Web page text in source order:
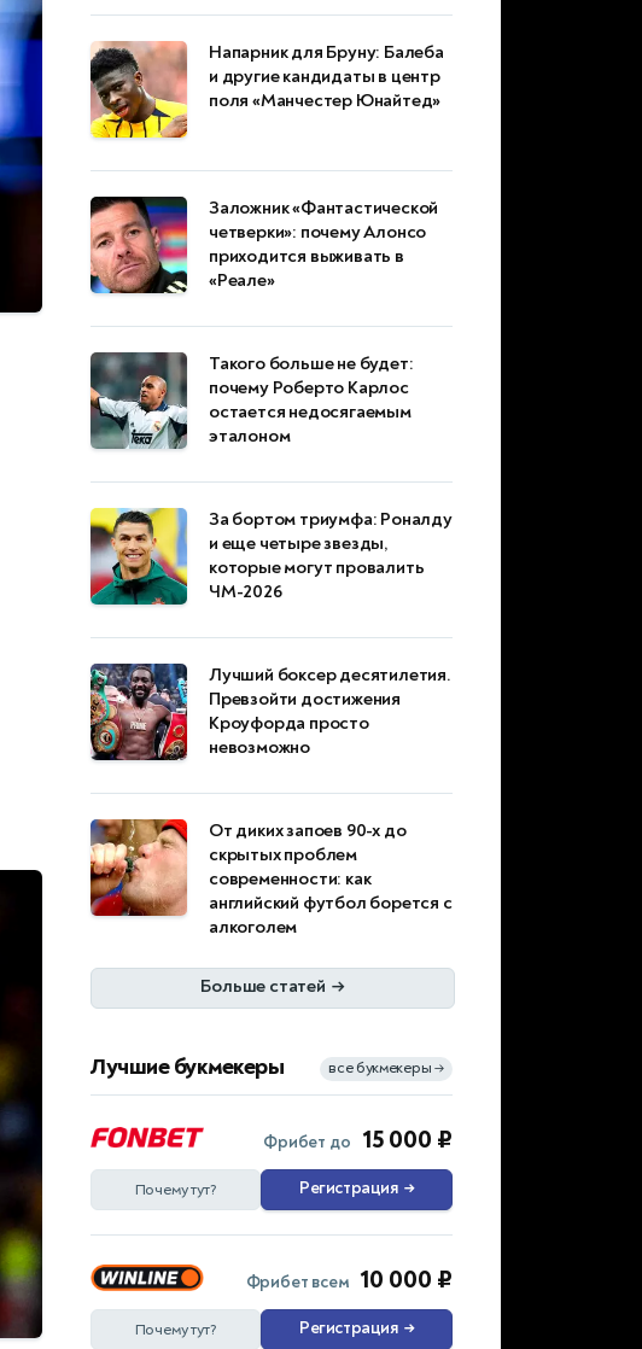
Напарник для Бруну: Балеба
и другие кандидаты в центр
поля «Манчестер Юнайтед»
Заложник «Фантастической
четверки»: почему Алонсо
приходится выживать в
«Реале»
Такого больше не будет:
почему Роберто Карлос
остается недосягаемым
эталоном
За бортом триумфа: Роналду
и еще четыре звезды,
которые могут провалить
ЧМ-2026
Лучший боксер десятилетия.
Превзойти достижения
Кроуфорда просто
невозможно
От диких запоев 90-х до
скрытых проблем
современности: как
английский футбол борется с
алкоголем
Больше статей →
Лучшие букмекеры все букмекеры →
Фрибет до 15 000 ₽
Почему тут? Регистрация →
Фрибет всем 10 000 ₽
Почему тут? Регистрация →